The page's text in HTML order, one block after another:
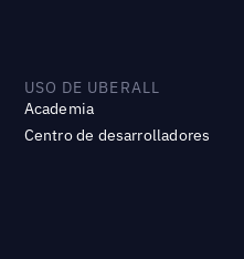
USO DE UBERALL
Academia
Centro de desarrolladores